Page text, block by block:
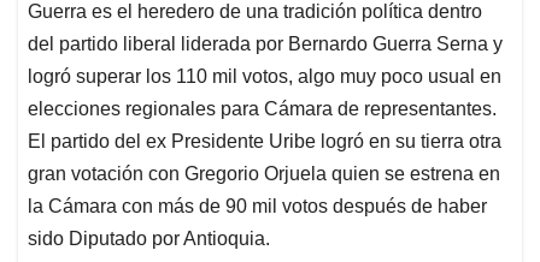
Guerra es el heredero de una tradición política dentro
del partido liberal liderada por Bernardo Guerra Serna y
logró superar los 110 mil votos, algo muy poco usual en
elecciones regionales para Cámara de representantes.
El partido del ex Presidente Uribe logró en su tierra otra
gran votación con Gregorio Orjuela quien se estrena en
la Cámara con más de 90 mil votos después de haber
sido Diputado por Antioquia.